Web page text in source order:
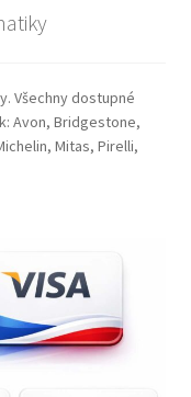
Všechny dostupné
Avon, Bridgestone,
Mitas, Pirelli,